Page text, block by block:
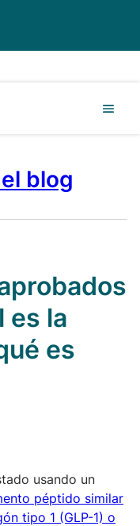
blog
es la
es
usando un
péptido similar
tipo 1 (GLP-1) o